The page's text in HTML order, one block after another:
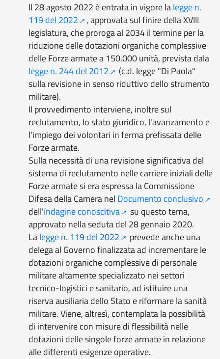
Il 28 agosto 2022 è entrata in vigore lalegge n.
119 del 2022
, approvata sul finire della XVIII
legislatura, che proroga al 2034 il termine per la
riduzione delle dotazioni organiche complessive
delle Forze armate a 150.000 unità, prevista dala
legge n. 244 del 2012
(c.d. legge "Di Paola"
sulla revisione in senso riduttivo dello strumento
militare).
Il provvedimento interviene, inoltre sul
reclutamento, lo stato giuridico, l'avanzamento e
l'impiego deivolontari in ferma prefissata delle
Forze armate.
Sulla necessità di una revisione significativa del
sistema di reclutamento nelle carriere iniziali delle
Forze armate si era espressa la Commissione
Difesa della Camera nel Documento conclusivo
dell'indagine conoscitiva
su questo tema,
approvato nella seduta del 28 gennaio 2020.
Lalegge n. 119 del 2022
prevede anche una
delega al Governo finalizzata ad incrementare le
dotazioni organiche complessive di personale
militare altamente specializzato nei settori
tecnico-logistici e sanitario, ad istituire una
riserva ausiliaria dello Stato e riformare la sanità
militare. Viene, altresì, contemplata la possibilità
di intervenire con misure di flessibilità nelle
dotazioni delle singole forze armate in relazione
alle differenti esigenze operative.